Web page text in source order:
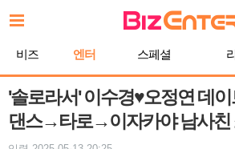
문
비즈 엔터 스페셜
'솔로라서' 이수경♥오정연 데
댄스→타로→이자카야 남사친